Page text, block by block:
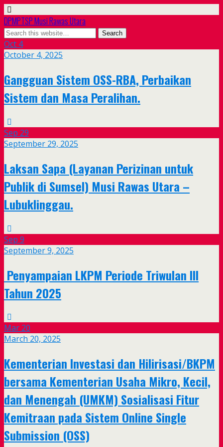
DPMPTSP Musi Rawas Utara
Oct 4
October 4, 2025
Gangguan Sistem OSS-RBA, Perbaikan
Sistem dan Masa Peralihan.
Sep 29
September 29, 2025
Laksan Sapa (Layanan Perizinan untuk
Publik di Sumsel) Musi Rawas Utara –
Lubuklinggau.
Sep 9
September 9, 2025
Penyampaian LKPM Periode Triwulan III
Tahun 2025
Mar 20
March 20, 2025
Kementerian Investasi dan Hilirisasi/BKPM
bersama Kementerian Usaha Mikro, Kecil,
dan Menengah (UMKM) Sosialisasi Fitur
Kemitraan pada Sistem Online Single
Submission (OSS)